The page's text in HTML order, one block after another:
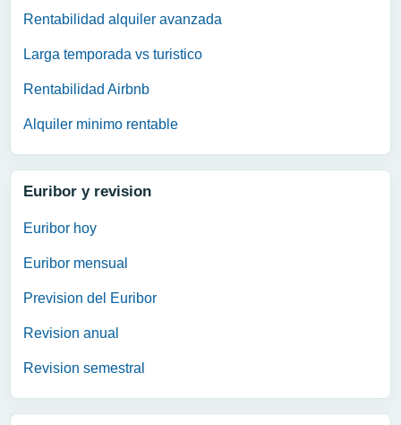
Rentabilidad alquiler avanzada
Larga temporada vs turistico
Rentabilidad Airbnb
Alquiler minimo rentable
Euribor y revision
Euribor hoy
Euribor mensual
Prevision del Euribor
Revision anual
Revision semestral